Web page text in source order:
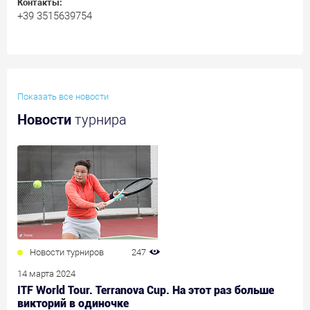
Контакты:
+39 3515639754
Показать все новости
Новости турнира
Новости турниров 247
14 марта 2024
ITF World Tour. Terranova Cup. На этот раз больше
викторий в одиночке